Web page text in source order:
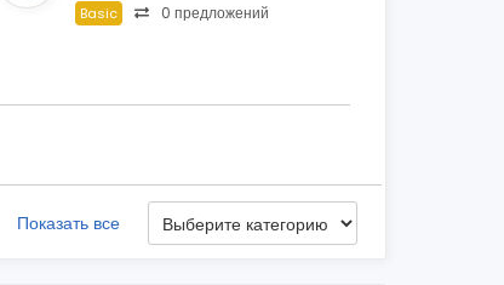
Basic 0 предложений
Показать все